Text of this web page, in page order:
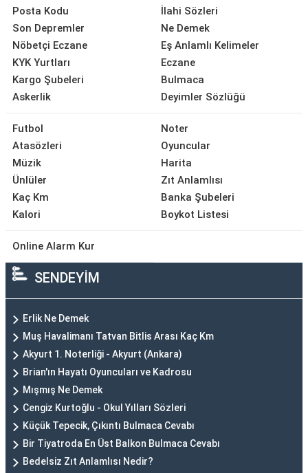
Posta Kodu
Son Depremler
Nöbetçi Eczane
KYK Yurtları
Kargo Şubeleri
Askerlik
İlahi Sözleri
Ne Demek
Eş Anlamlı Kelimeler
Eczane
Bulmaca
Deyimler Sözlüğü
Futbol
Atasözleri
Müzik
Ünlüler
Kaç Km
Kalori
Noter
Oyuncular
Harita
Zıt Anlamlısı
Banka Şubeleri
Boykot Listesi
Online Alarm Kur
SENDEYİM
Erlik Ne Demek
Muş Havalimanı Tatvan Bitlis Arası Kaç Km
Akyurt 1. Noterliği - Akyurt (Ankara)
Brian'ın Hayatı Oyuncuları ve Kadrosu
Mışmış Ne Demek
Cengiz Kurtoğlu - Okul Yılları Sözleri
Küçük Tepecik, Çıkıntı Bulmaca Cevabı
Bir Tiyatroda En Üst Balkon Bulmaca Cevabı
Bedelsiz Zıt Anlamlısı Nedir?